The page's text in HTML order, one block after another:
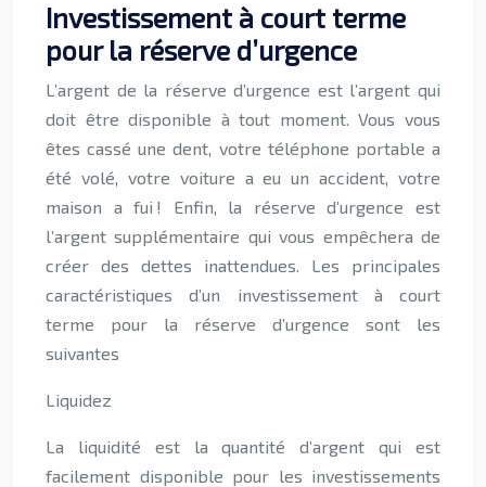
Investissement à court terme
pour la réserve d’urgence
L’argent de la réserve d’urgence est l’argent qui
doit être disponible à tout moment. Vous vous
êtes cassé une dent, votre téléphone portable a
été volé, votre voiture a eu un accident, votre
maison a fui ! Enfin, la réserve d’urgence est
l’argent supplémentaire qui vous empêchera de
créer des dettes inattendues. Les principales
caractéristiques d’un investissement à court
terme pour la réserve d’urgence sont les
suivantes
Liquidez
La liquidité est la quantité d’argent qui est
facilement disponible pour les investissements